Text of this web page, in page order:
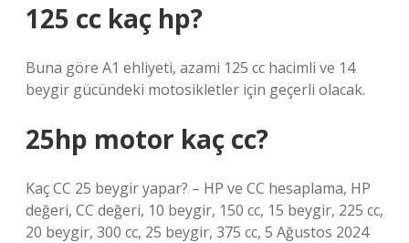
125 cc kaç hp?
Buna göre A1 ehliyeti, azami 125 cc hacimli ve 14
beygir gücündeki motosikletler için geçerli olacak.
25hp motor kaç cc?
Kaç CC 25 beygir yapar? – HP ve CC hesaplama, HP
değeri, CC değeri, 10 beygir, 150 cc, 15 beygir, 225 cc,
20 beygir, 300 cc, 25 beygir, 375 cc, 5 Ağustos 2024